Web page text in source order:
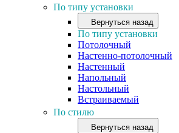
По типу установки
Вернуться назад
По типу установки
Потолочный
Настенно-потолочный
Настенный
Напольный
Настольный
Встраиваемый
По стилю
Вернуться назад